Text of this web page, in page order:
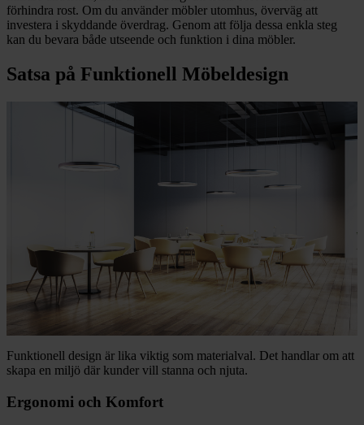
förhindra rost. Om du använder möbler utomhus, överväg att
investera i skyddande överdrag. Genom att följa dessa enkla steg
kan du bevara både utseende och funktion i dina möbler.
Satsa på Funktionell Möbeldesign
Funktionell design är lika viktig som materialval. Det handlar om att
skapa en miljö där kunder vill stanna och njuta.
Ergonomi och Komfort